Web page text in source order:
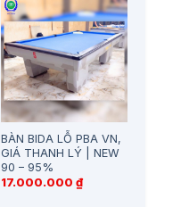
BÀN BIDA LỖ PBA VN,
GIÁ THANH LÝ | NEW
90 – 95%
17.000.000 ₫